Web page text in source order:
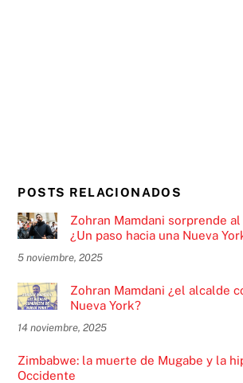
POSTS RELACIONADOS
Zohran Mamdani sorprende
¿Un paso hacia una Nueva
5 noviembre, 2025
Zohran Mamdani ¿el alcalde
Nueva York?
14 noviembre, 2025
Zimbabwe: la muerte de Mugabe y la
Occidente